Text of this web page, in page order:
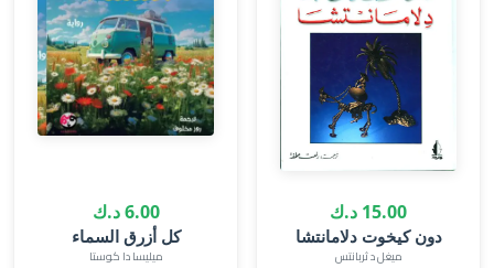
15.00 د.ك
دون كيخوت دلامانتشا
ميغل د ثربانتس
6.00 د.ك
كل أزرق السماء
ميليسا دا كوستا